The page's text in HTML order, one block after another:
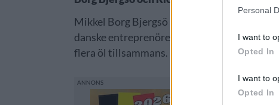
Personal
I want to
Opted In
I want to
Opted In
Mikkel Borg Bjergsö är grundare av
danske entreprenörens idoler i ungdomen
flera öl tillsammans.